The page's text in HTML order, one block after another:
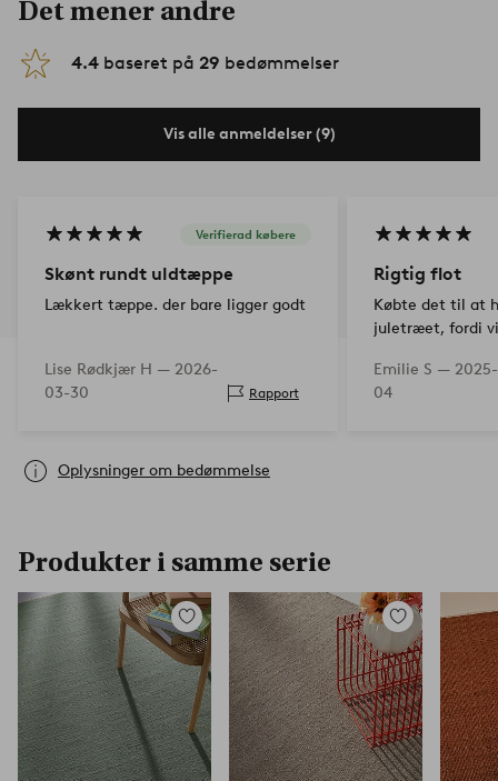
Det mener andre
4.4 baseret på 29 bedømmelser
Vis alle anmeldelser (9)
Verifierad købere
Skønt rundt uldtæppe
Lækkert tæppe. der bare ligger godt
Lise Rødkjær H — 2026-
03-30
Rapport
Rigtig flot
Købte det til at
juletræet, fordi
Emilie S —
04
Oplysninger om bedømmelse
Produkter i samme serie
Tilføj
til
favoritter
Tilføj
favoritter